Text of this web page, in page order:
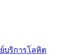
บริการโลหิต